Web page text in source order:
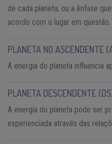
de cada planeta, ou a ênfase
acordo com o lugar em questão.
PLANETA NO ASCENDENTE
A energia do planeta influencia
PLANETA DESCENDENTE
A energia do planeta pode ser
experienciada através das